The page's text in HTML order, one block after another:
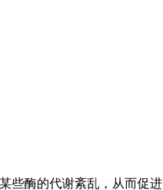
酶的代谢紊乱，从而促